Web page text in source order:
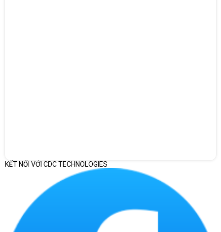
KẾT NỐI VỚI CDC TECHNOLOGIES